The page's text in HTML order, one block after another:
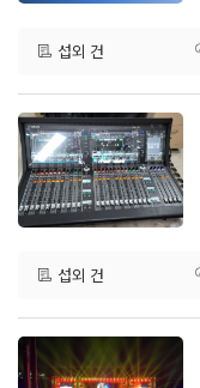
섭외 건
섭외 건